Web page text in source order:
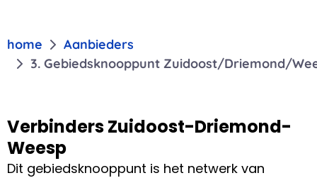
Verbinders Zuidoost-Driemond-
Weesp
Dit gebiedsknooppunt is het netwerk van
home
Aanbieders
3. Gebiedsknooppunt Zuidoost/Driemond/